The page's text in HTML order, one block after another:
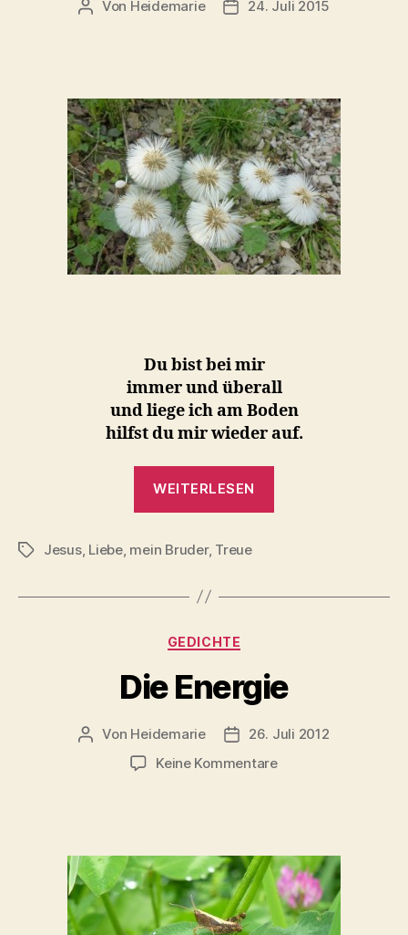
Beitragsautor
Von Heidemarie Veröffentlichungsdatum
24. Juli 2015
Du bist bei mir
immer und überall
und liege ich am Boden
hilfst du mir wieder auf.
WEITERLESEN
Schlagwörter
Jesus, Liebe, mein Bruder, Treue
Kategorien
GEDICHTE
Die Energie
Beitragsautor
Von Heidemarie Veröffentlichungsdatum
26. Juli 2012
Keine Kommentarezu